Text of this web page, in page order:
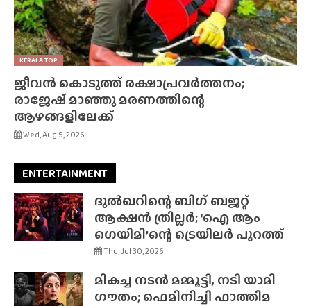
KERALA TOP
ജീവൻ കൊടുത്ത് രക്ഷാപ്രവർത്തനം;
രാജേഷ് മാഞ്ഞു മരണത്തിന്റെ
ആഴങ്ങളിലേക്ക്
Wed, Aug 5, 2026
ENTERTAINMENT
ദുൽഖറിന്റെ ബിഗ് ബജറ്റ്
ആക്ഷൻ ത്രില്ലർ; ‘ഐ ആം
ഗെയിമി’ന്റെ ട്രെയിലർ പുറത്ത്
Thu, Jul 30, 2026
മികച്ച നടൻ മമ്മൂട്ടി, നടി യാമി
ഗൗതം; ഫെമിനിച്ചി ഫാത്തിമ